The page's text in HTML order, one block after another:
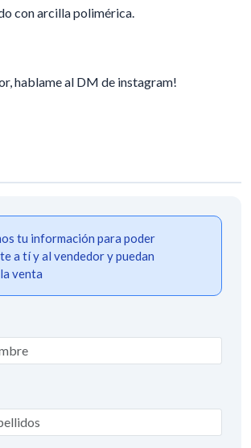
con arcilla polimérica.
hablame al DM de instagram!
tu información para poder
a tí y al vendedor y puedan
venta